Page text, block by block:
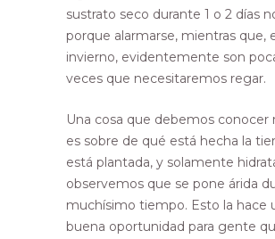
sustrato seco durante 1 o 2 días
porque alarmarse, mientras que,
invierno, evidentemente son
veces que necesitaremos regar.
Una cosa que debemos conocer
es sobre de qué está hecha la
está plantada, y solamente
observemos que se pone árida
muchísimo tiempo. Esto la hace
buena oportunidad para gente